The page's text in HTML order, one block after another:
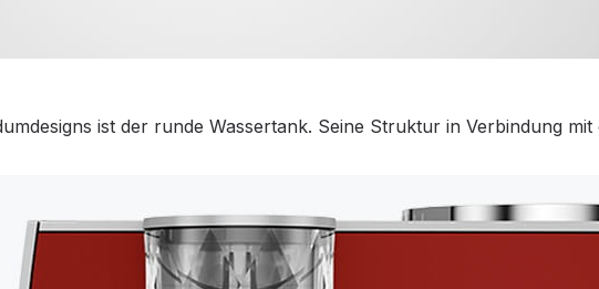
ist der runde Wassertank. Seine Struktur in Verbindung